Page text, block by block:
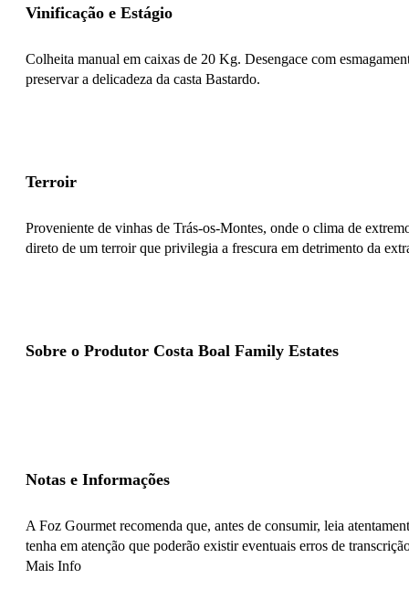
Vinificação e Estágio
Colheita manual em caixas de 20 Kg. Desengace com
preservar a delicadeza da casta Bastardo.
Terroir
Proveniente de vinhas de Trás-os-Montes, onde o clima de
direto de um terroir que privilegia a frescura em detrimento da
Sobre o Produtor Costa Boal Family Estates
Notas e Informações
A Foz Gourmet recomenda que, antes de consumir, leia
tenha em atenção que poderão existir eventuais erros de
Mais Info